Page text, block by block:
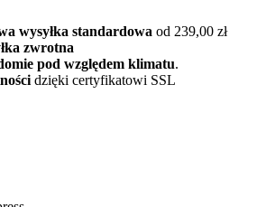
wysyłka standardowa od 239,00 zł
zwrotna
pod względem klimatu.
dzięki certyfikatowi SSL